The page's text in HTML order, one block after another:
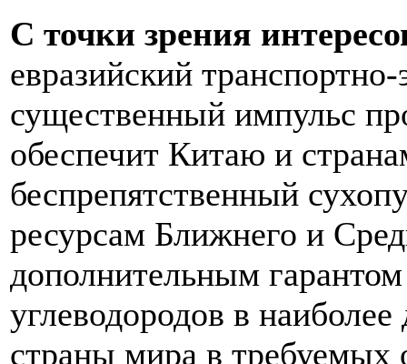
С точки зрения
евразийский
существенный импульс
обеспечит Китаю и
беспрепятственный
ресурсам Ближнего и
дополнительным
углеводородов в
страны мира в требуемых